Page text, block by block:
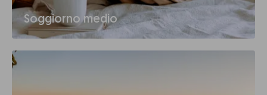
Soggiorno medio